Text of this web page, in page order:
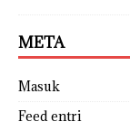
META
Masuk
Feed entri